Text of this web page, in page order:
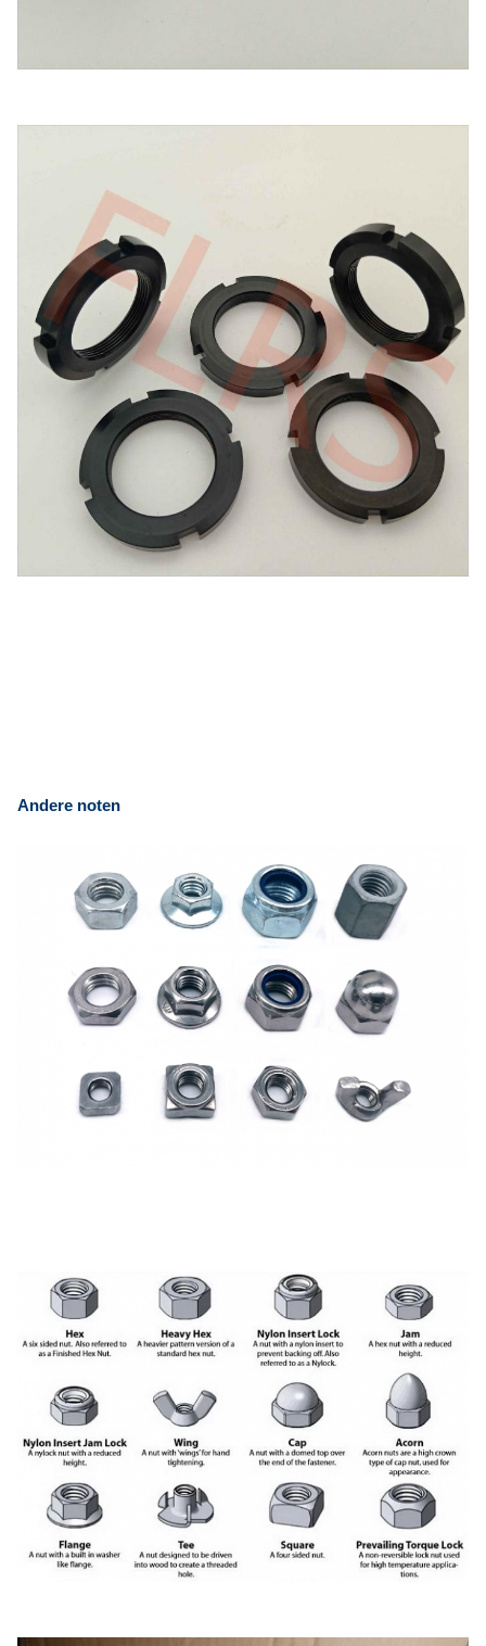
Andere noten